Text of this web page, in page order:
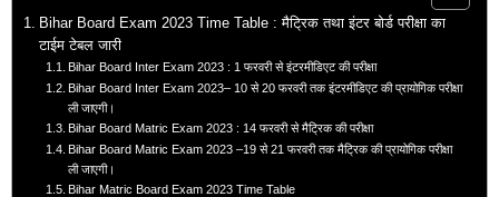
Bihar Board Exam 2023 Time Table : मैट्रिक तथा इंटर बोर्ड परीक्षा का
टाईम टेबल जारी
Bihar Board Inter Exam 2023 : 1 फरवरी से इंटरमीडिएट की परीक्षा
Bihar Board Inter Exam 2023– 10 से 20 फरवरी तक इंटरमीडिएट की प्रायोगिक परीक्षा
ली जाएगी।
Bihar Board Matric Exam 2023 : 14 फरवरी से मैट्रिक की परीक्षा
Bihar Board Matric Exam 2023 –19 से 21 फरवरी तक मैट्रिक की प्रायोगिक परीक्षा
ली जाएगी।
Bihar Matric Board Exam 2023 Time Table